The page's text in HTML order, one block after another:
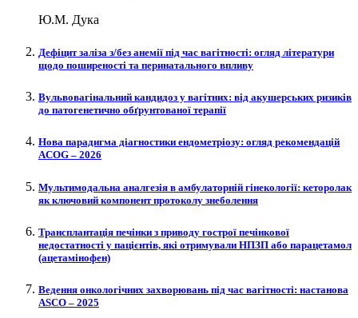
Ю.М. Дука
Дефіцит заліза з/без анемії під час вагітності: огляд літератури
щодо поширеності та перинатального впливу
Вульвовагінальний кандидоз у вагітних: від акушерських ризиків
до патогенетично обґрунтованої терапії
Нова парадигма діагностики ендометріозу: огляд рекомендацій
ACOG – 2026
Мультимодальна аналгезія в амбулаторній гінекології: кеторолак
як ключовий компонент протоколу знеболення
Трансплантація печінки з приводу гострої печінкової
недостатності у пацієнтів, які отримували НПЗП або парацетамол
(ацетамінофен)
Ведення онкологічних захворювань під час вагітності: настанова
ASCO – 2025